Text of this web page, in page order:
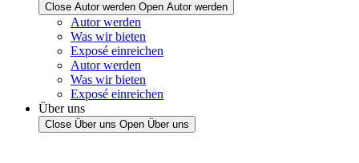
Close Autor werden Open Autor werden
Autor werden
Was wir bieten
Exposé einreichen
Autor werden
Was wir bieten
Exposé einreichen
Über uns
Close Über uns Open Über uns